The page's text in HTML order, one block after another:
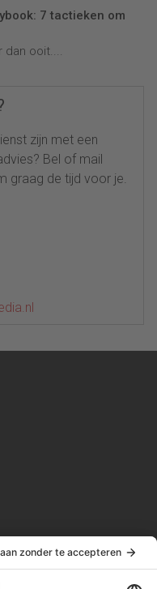
7 tactieken om
dan ooit....
zijn met een
Bel of mail
graag de tijd voor je.